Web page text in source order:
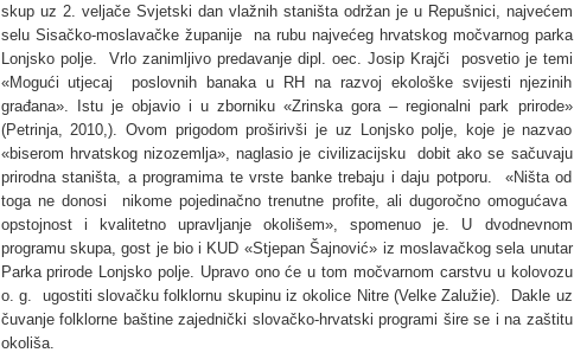
skup uz 2. veljače Svjetski dan vlažnih staništa održan je u Repušnici, najvećem
selu Sisačko-moslavačke županije na rubu najvećeg hrvatskog močvarnog parka
Lonjsko polje. Vrlo zanimljivo predavanje dipl. oec. Josip Krajči posvetio je temi
«Mogući utjecaj poslovnih banaka u RH na razvoj ekološke svijesti njezinih
građana». Istu je objavio i u zborniku «Zrinska gora – regionalni park prirode»
(Petrinja, 2010,). Ovom prigodom proširivši je uz Lonjsko polje, koje je nazvao
«biserom hrvatskog nizozemlja», naglasio je civilizacijsku dobit ako se sačuvaju
prirodna staništa, a programima te vrste banke trebaju i daju potporu. «Ništa od
toga ne donosi nikome pojedinačno trenutne profite, ali dugoročno omogućava
opstojnost i kvalitetno upravljanje okolišem», spomenuo je. U dvodnevnom
programu skupa, gost je bio i KUD «Stjepan Šajnović» iz moslavačkog sela unutar
Parka prirode Lonjsko polje. Upravo ono će u tom močvarnom carstvu u kolovozu
o. g. ugostiti slovačku folklornu skupinu iz okolice Nitre (Velke Zalužie). Dakle uz
čuvanje folklorne baštine zajednički slovačko-hrvatski programi šire se i na zaštitu
okoliša.